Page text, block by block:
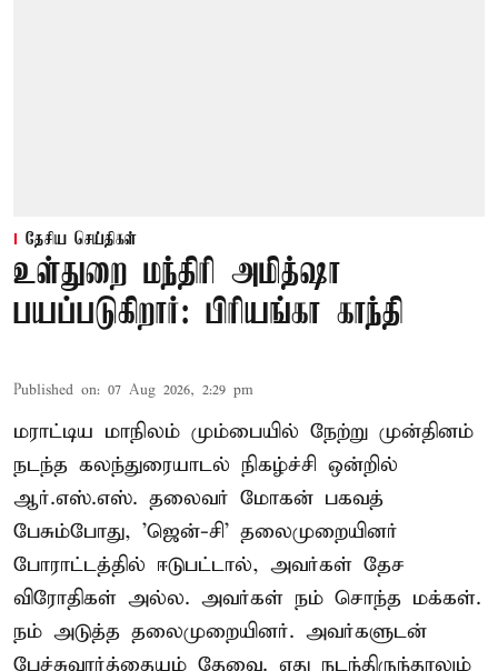
தேசிய செய்திகள்
உள்துறை மந்திரி அமித்ஷா
பயப்படுகிறார்: பிரியங்கா காந்தி
Published on: 07 Aug 2026, 2:29 pm
மராட்டிய மாநிலம் மும்பையில் நேற்று முன்தினம்
நடந்த கலந்துரையாடல் நிகழ்ச்சி ஒன்றில்
ஆர்.எஸ்.எஸ். தலைவர் மோகன் பகவத்
பேசும்போது, 'ஜென்-சி' தலைமுறையினர்
போராட்டத்தில் ஈடுபட்டால், அவர்கள் தேச
விரோதிகள் அல்ல. அவர்கள் நம் சொந்த மக்கள்.
நம் அடுத்த தலைமுறையினர். அவர்களுடன்
பேச்சுவார்த்தையும் தேவை. எது நடந்திருந்தாலும்